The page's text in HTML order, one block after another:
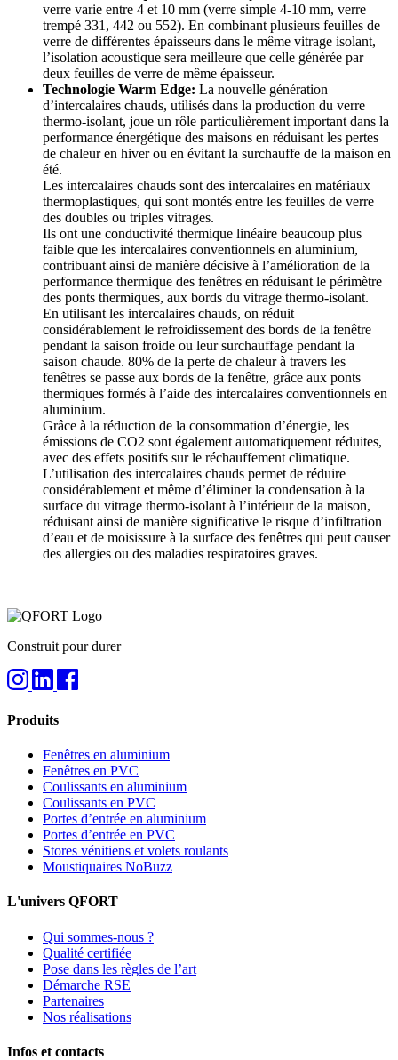
verre varie entre 4 et 10 mm (verre simple 4-10 mm, verre
trempé 331, 442 ou 552). En combinant plusieurs feuilles de
verre de différentes épaisseurs dans le même vitrage isolant,
l’isolation acoustique sera meilleure que celle générée par
deux feuilles de verre de même épaisseur.
Technologie Warm Edge: La nouvelle génération
d’intercalaires chauds, utilisés dans la production du verre
thermo-isolant, joue un rôle particulièrement important dans la
performance énergétique des maisons en réduisant les pertes
de chaleur en hiver ou en évitant la surchauffe de la maison en
été.
Les intercalaires chauds sont des intercalaires en matériaux
thermoplastiques, qui sont montés entre les feuilles de verre
des doubles ou triples vitrages.
Ils ont une conductivité thermique linéaire beaucoup plus
faible que les intercalaires conventionnels en aluminium,
contribuant ainsi de manière décisive à l’amélioration de la
performance thermique des fenêtres en réduisant le périmètre
des ponts thermiques, aux bords du vitrage thermo-isolant.
En utilisant les intercalaires chauds, on réduit
considérablement le refroidissement des bords de la fenêtre
pendant la saison froide ou leur surchauffage pendant la
saison chaude. 80% de la perte de chaleur à travers les
fenêtres se passe aux bords de la fenêtre, grâce aux ponts
thermiques formés à l’aide des intercalaires conventionnels en
aluminium.
Grâce à la réduction de la consommation d’énergie, les
émissions de CO2 sont également automatiquement réduites,
avec des effets positifs sur le réchauffement climatique.
L’utilisation des intercalaires chauds permet de réduire
considérablement et même d’éliminer la condensation à la
surface du vitrage thermo-isolant à l’intérieur de la maison,
réduisant ainsi de manière significative le risque d’infiltration
d’eau et de moisissure à la surface des fenêtres qui peut causer
des allergies ou des maladies respiratoires graves.
Construit pour durer
Produits
Fenêtres en aluminium
Fenêtres en PVC
Coulissants en aluminium
Coulissants en PVC
Portes d’entrée en aluminium
Portes d’entrée en PVC
Stores vénitiens et volets roulants
Moustiquaires NoBuzz
L'univers QFORT
Qui sommes-nous ?
Qualité certifiée
Pose dans les règles de l’art
Démarche RSE
Partenaires
Nos réalisations
Infos et contacts